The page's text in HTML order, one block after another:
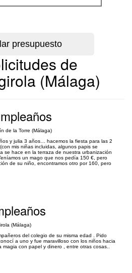
de
(Málaga)
de la Torre (Málaga)
y julia 3 años… hacemos la fiesta para las 2
mis niñas incluidas, algunos papis se
se hace en la terraza de nuestra urbanización
un mago que nos pedía 150 €, pero
de su niño, encontramos otro por 160, pero
(Málaga)
del colegio de su misma edad . Pido
a uno y fue maravilloso con los niños hacia
con papel y dinero , entre otras cosas..